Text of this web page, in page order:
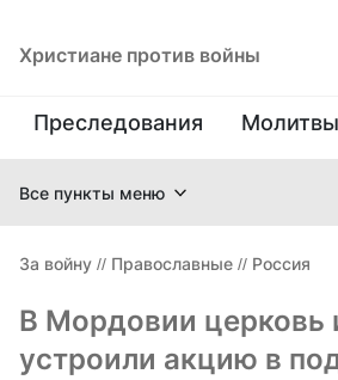
Христиане против войны
Преследования Молитвы
Все пункты меню
За войну // Православные // Россия
В Мордовии церковь
устроили акцию в